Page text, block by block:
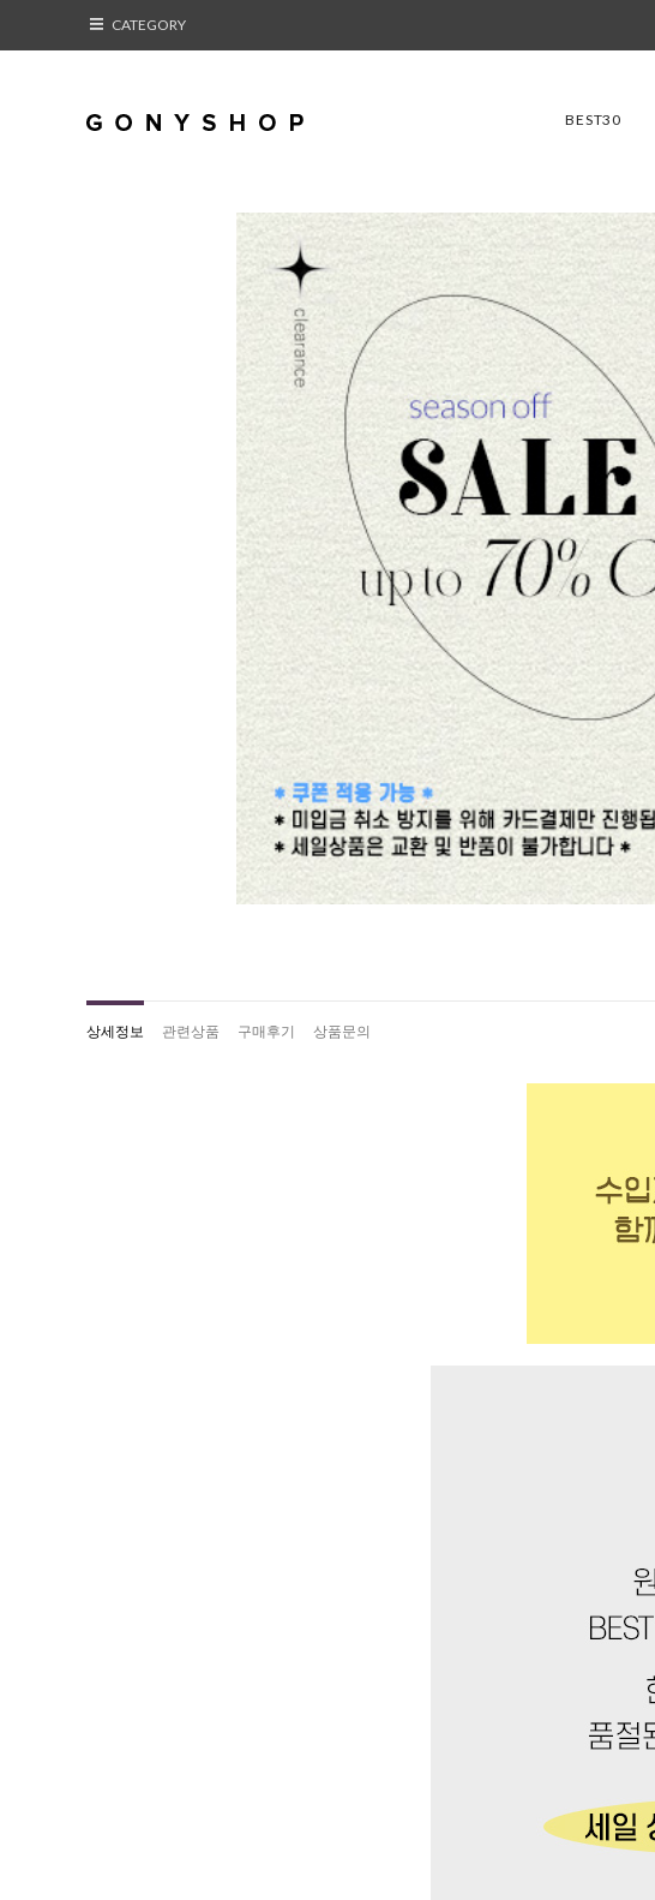
CATEGORY
BEST30
상세정보 관련상품 구매후기 상품문의